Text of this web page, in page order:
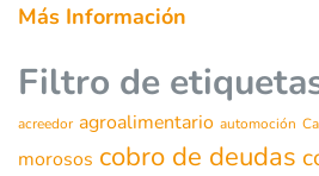
Más Información
Filtro de
acreedor agroalimentario automoción
morosos cobro de deudas